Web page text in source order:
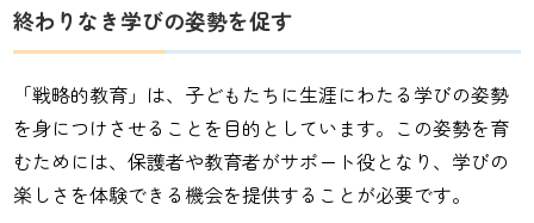
終わりなき学びの姿勢を促す
「戦略的教育」は、子どもたちに生涯にわたる学びの姿勢
を身につけさせることを目的としています。この姿勢を育
むためには、保護者や教育者がサポート役となり、学びの
楽しさを体験できる機会を提供することが必要です。